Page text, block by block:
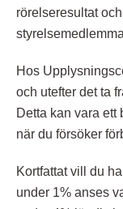
rörelseresultat
Hos
och utefter det ta
Detta kan vara ett
när du försöker
Kortfattat vill du
under 1% anses